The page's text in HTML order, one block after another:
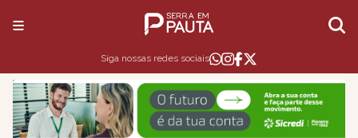
Siga nossas redes sociais